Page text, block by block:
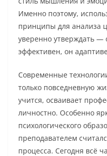
Именно поэтому,
принципы для анализа
уверенно утверждать —
эффективен, он
Современные
только повседневную
учится, осваивает
личностно. Особенно
психологического
преподавателем
процесса. Сегодня всё